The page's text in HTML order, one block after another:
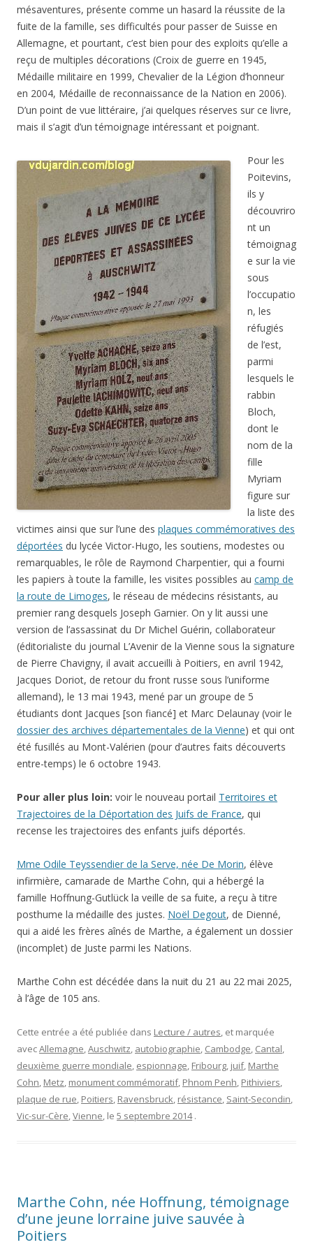
mésaventures, présente comme un hasard la réussite de la
fuite de la famille, ses difficultés pour passer de Suisse en
Allemagne, et pourtant, c’est bien pour des exploits qu’elle a
reçu de multiples décorations (Croix de guerre en 1945,
Médaille militaire en 1999, Chevalier de la Légion d’honneur
en 2004, Médaille de reconnaissance de la Nation en 2006).
D’un point de vue littéraire, j’ai quelques réserves sur ce livre,
mais il s’agit d’un témoignage intéressant et poignant.
Pour les
Poitevins,
ils y
découvriro
nt un
témoignag
e sur la vie
sous
l’occupatio
n, les
réfugiés
de l’est,
parmi
lesquels le
rabbin
Bloch,
dont le
nom de la
fille
Myriam
figure sur
la liste des
victimes ainsi que sur l’une des plaques commémoratives des
déportées du lycée Victor-Hugo, les soutiens, modestes ou
remarquables, le rôle de Raymond Charpentier, qui a fourni
les papiers à toute la famille, les visites possibles au camp de
la route de Limoges, le réseau de médecins résistants, au
premier rang desquels Joseph Garnier. On y lit aussi une
version de l’assassinat du Dr Michel Guérin, collaborateur
(éditorialiste du journal L’Avenir de la Vienne sous la signature
de Pierre Chavigny, il avait accueilli à Poitiers, en avril 1942,
Jacques Doriot, de retour du front russe sous l’uniforme
allemand), le 13 mai 1943, mené par un groupe de 5
étudiants dont Jacques [son fiancé] et Marc Delaunay (voir le
dossier des archives départementales de la Vienne) et qui ont
été fusillés au Mont-Valérien (pour d’autres faits découverts
entre-temps) le 6 octobre 1943.
Pour aller plus loin: voir le nouveau portail Territoires et
Trajectoires de la Déportation des Juifs de France, qui
recense les trajectoires des enfants juifs déportés.
Mme Odile Teyssendier de la Serve, née De Morin, élève
infirmière, camarade de Marthe Cohn, qui a hébergé la
famille Hoffnung-Gutlück la veille de sa fuite, a reçu à titre
posthume la médaille des justes. Noël Degout, de Dienné,
qui a aidé les frères aînés de Marthe, a également un dossier
(incomplet) de Juste parmi les Nations.
Marthe Cohn est décédée dans la nuit du 21 au 22 mai 2025,
à l’âge de 105 ans.
Cette entrée a été publiée dans Lecture / autres, et marquée
avecAllemagne,Auschwitz, autobiographie, Cambodge, Cantal,
deuxième guerre mondiale, espionnage, Fribourg, juif, Marthe
Cohn, Metz, monument commémoratif, Phnom Penh, Pithiviers,
plaque de rue, Poitiers, Ravensbruck, résistance, Saint-Secondin,
Vic-sur-Cère,Vienne, le 5 septembre 2014 .
Marthe Cohn, née Hoffnung, témoignage
d’une jeune lorraine juive sauvée à
Poitiers